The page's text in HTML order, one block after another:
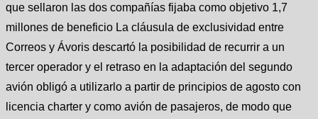
que sellaron las dos compañías fijaba como objetivo 1,7
millones de beneficio La cláusula de exclusividad entre
Correos y Ávoris descartó la posibilidad de recurrir a un
tercer operador y el retraso en la adaptación del segundo
avión obligó a utilizarlo a partir de principios de agosto con
licencia charter y como avión de pasajeros, de modo que